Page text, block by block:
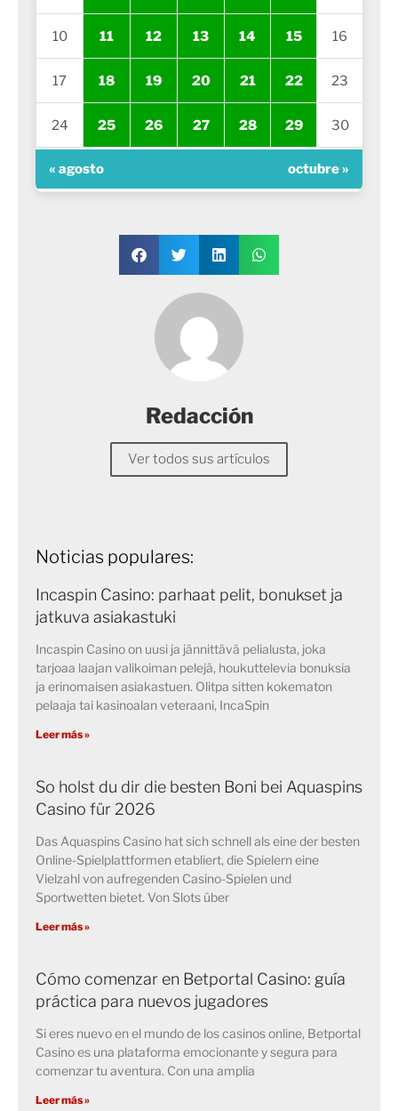
10 11 12 13 14 15 16
17 18 19 20 21 22 23
24 25 26 27 28 29 30
« agosto octubre »
Redacción
Ver todos sus artículos
Noticias populares:
Incaspin Casino: parhaat pelit, bonukset ja
jatkuva asiakastuki
Incaspin Casino on uusi ja jännittävä pelialusta, joka
tarjoaa laajan valikoiman pelejä, houkuttelevia bonuksia
ja erinomaisen asiakastuen. Olitpa sitten kokematon
pelaaja tai kasinoalan veteraani, IncaSpin
Leer más »
So holst du dir die besten Boni bei Aquaspins
Casino für 2026
Das Aquaspins Casino hat sich schnell als eine der besten
Online-Spielplattformen etabliert, die Spielern eine
Vielzahl von aufregenden Casino-Spielen und
Sportwetten bietet. Von Slots über
Leer más »
Cómo comenzar en Betportal Casino: guía
práctica para nuevos jugadores
Si eres nuevo en el mundo de los casinos online, Betportal
Casino es una plataforma emocionante y segura para
comenzar tu aventura. Con una amplia
Leer más »